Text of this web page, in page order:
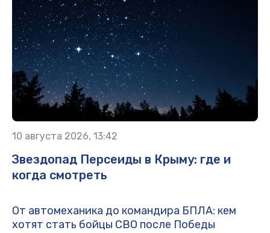
10 августа 2026, 13:42
Звездопад Персеиды в Крыму: где и
когда смотреть
От автомеханика до командира БПЛА: кем
хотят стать бойцы СВО после Победы